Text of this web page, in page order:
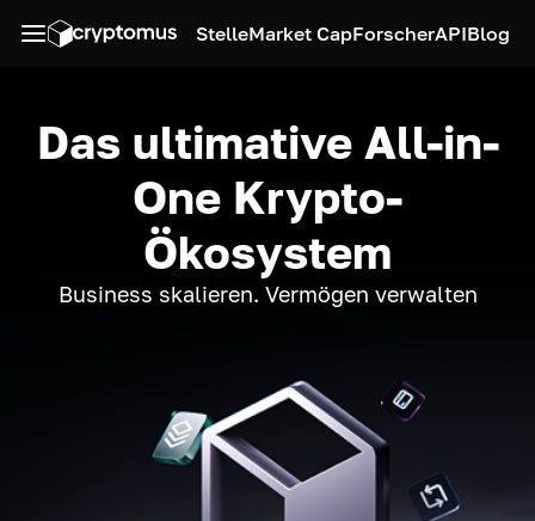
StelleMarket CapForscherAPIBlog
Das ultimative All-in-
One Krypto-
Ökosystem
Business skalieren. Vermögen verwalten